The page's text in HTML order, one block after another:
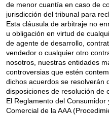
de menor cuantía en caso de
jurisdicción del tribunal para
Esta cláusula de arbitraje no
u obligación en virtud de
de agente de desarrollo,
vendedor o cualquier otro
nosotros, nuestras entidades
controversias que estén
dichos acuerdos se resolverán
disposiciones de resolución de
El Reglamento del
Comercial de la AAA